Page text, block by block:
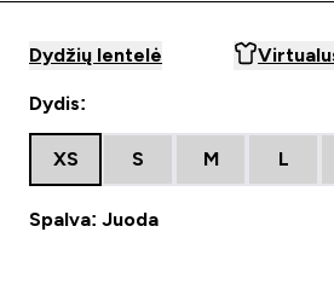
Dydžių lentelė
Dydis:
XS S M L
Spalva: Juoda